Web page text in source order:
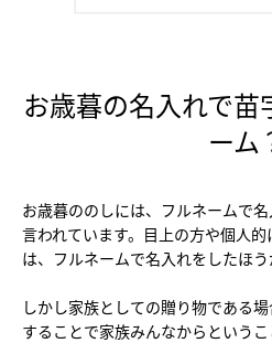
お歳暮の名入れで
ーム
お歳暮ののしには、フルネームで
言われています。目上の方や個人
は、フルネームで名入れをしたほう
しかし家族としての贈り物である
することで家族みんなからというこ